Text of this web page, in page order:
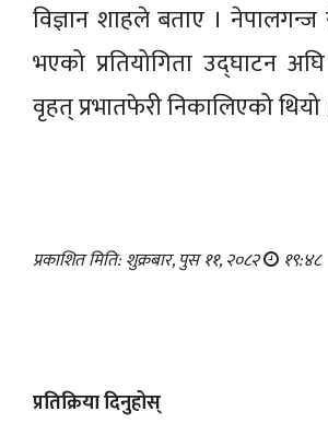
विज्ञान शाहले बताए ।
भएको प्रतियोगिता उद्घाटन
वृहत् प्रभातफेरी निकालिएको थियो
प्रकाशित मिति: शुक्रबार, पुस ११, २०८२ १९:४८
प्रतिक्रिया दिनुहोस्